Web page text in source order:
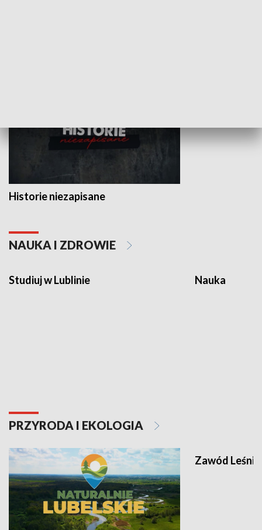
Historie niezapisane
NAUKA I ZDROWIE
Studiuj w Lublinie Nauka
PRZYRODA I EKOLOGIA
Zawód Leśnik